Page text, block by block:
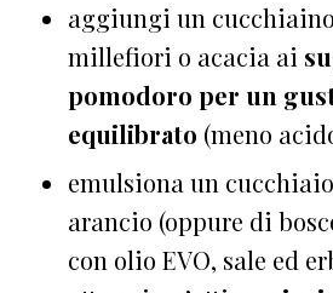
aggiungi un
millefiori o acacia ai
pomodoro per un
equilibrato (meno
emulsiona un
arancio (oppure di
con olio EVO, sale ed